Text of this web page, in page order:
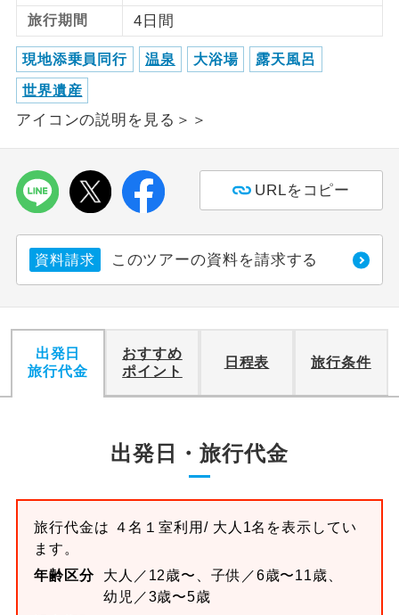
旅行期間 4日間
現地添乗員同行 温泉 大浴場 露天風呂
世界遺産
アイコンの説明を見る＞＞
URLをコピー
資料請求 このツアーの資料を請求する
出発日
旅行代金
おすすめ
ポイント
日程表 旅行条件
出発日・旅行代金
旅行代金は ４名１室利用/ 大人1名を表示してい
ます。
年齢区分
大人／12歳〜、子供／6歳〜11歳、
幼児／3歳〜5歳
年齢制限あり
ご参加にあたり年齢に制限があるコース
です。
航空会社指定
利用航空会社が指定なので、ご出発の計
ホテル指定
ご紹介するホテルを指定したコースで
おひとり様バ
ス2席利用
おひとり様でバス席を2席利⽤できま
す。